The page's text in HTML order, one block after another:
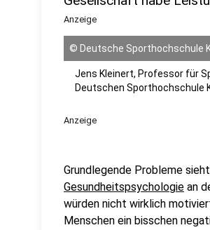
Anzeige
© Deutsche Sporthochschule
Jens Kleinert, Professor für
Deutschen Sporthochschule
Anzeige
Grundlegende Probleme
Gesundheitspsychologie an
würden nicht wirklich
Menschen ein bisschen